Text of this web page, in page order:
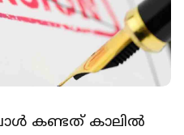
കണ്ടത് കാലില്‍